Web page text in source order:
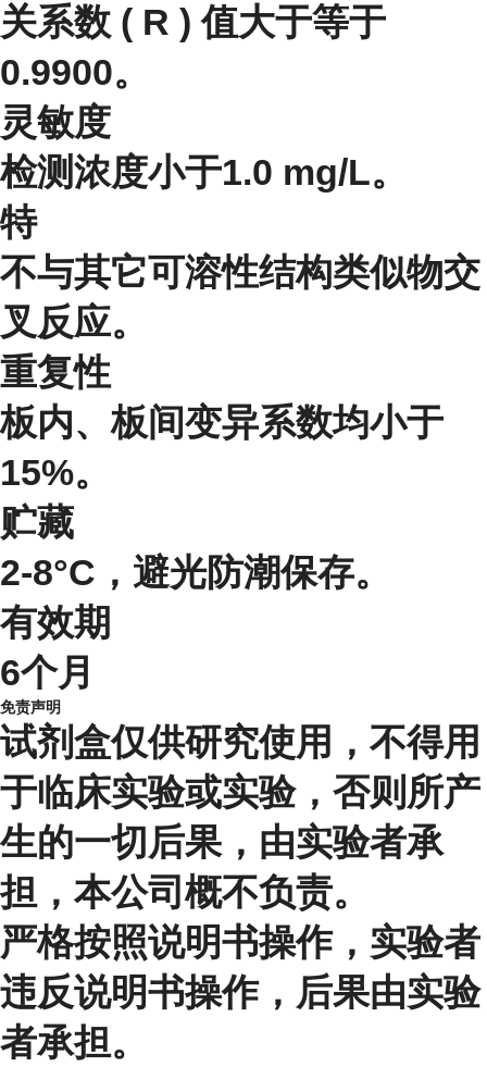
关系数 ( R ) 值大于等于
0.9900。
灵敏度
检测浓度小于1.0 mg/L。
特
不与其它可溶性结构类似物交
叉反应。
重复性
板内、板间变异系数均小于
15%。
贮藏
2-8°C，避光防潮保存。
有效期
6个月
免责声明
试剂盒仅供研究使用，不得用
于临床实验或实验，否则所产
生的一切后果，由实验者承
担，本公司概不负责。
严格按照说明书操作，实验者
违反说明书操作，后果由实验
者承担。